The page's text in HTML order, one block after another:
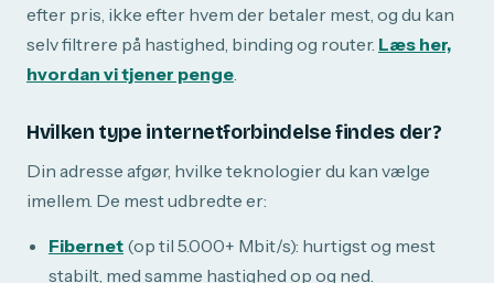
efter pris, ikke efter hvem der betaler mest, og du kan
selv filtrere på hastighed, binding og router. Læs her,
hvordan vi tjener penge.
Hvilken type internetforbindelse findes der?
Din adresse afgør, hvilke teknologier du kan vælge
imellem. De mest udbredte er:
Fibernet (op til 5.000+ Mbit/s): hurtigst og mest
stabilt, med samme hastighed op og ned.